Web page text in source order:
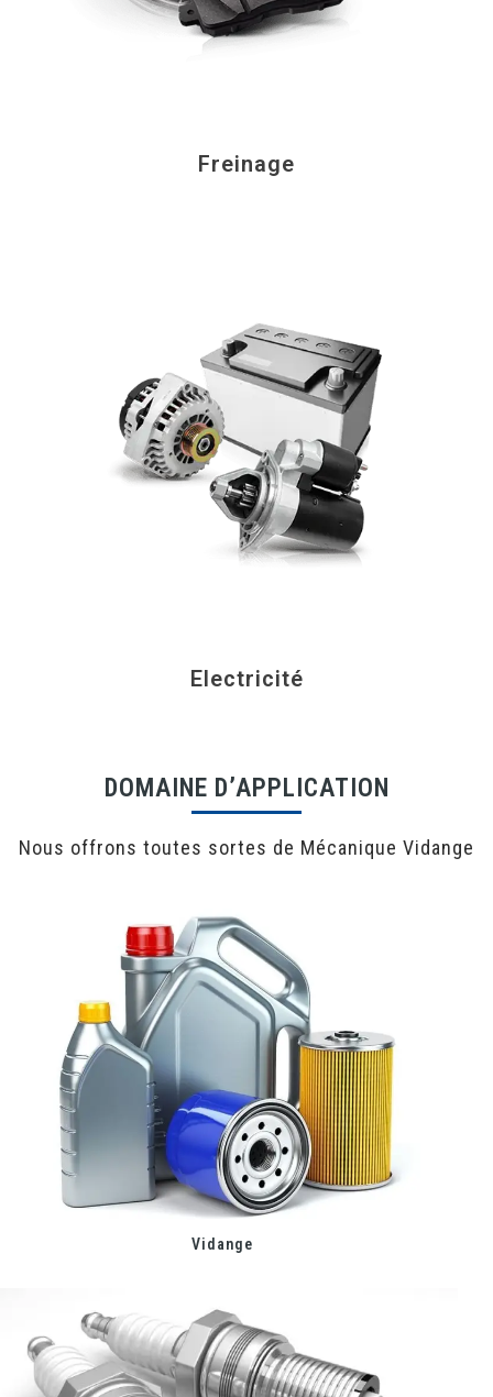
Freinage
Electricité
DOMAINE D’APPLICATION
Nous offrons toutes sortes de Mécanique Vidange
Vidange